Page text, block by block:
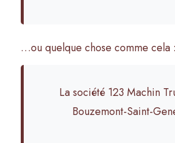
…ou quelque chose comme cela :
La société 123 Machin
Bouzemont-Saint-